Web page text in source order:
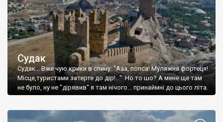
Судак
Судак... Вже чую крики в спину: "Ааа, попса! Муляжна фортеця!
Місце,туристами затерте до дір!..." Но то шо? А мене ще там
не було, ну не "дірявив" я там нічого... принаймні до цього літа.